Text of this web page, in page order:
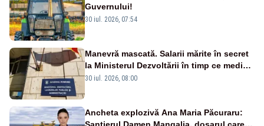
Guvernului!
30 iul. 2026, 07:54
Manevră mascată. Salarii mărite în secret
la Ministerul Dezvoltării în timp ce medicii
ies în stradă
30 iul. 2026, 08:00
Ancheta explozivă Ana Maria Păcuraru:
Șantierul Damen Mangalia, dosarul care